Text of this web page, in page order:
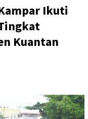
Ikuti
Kuantan